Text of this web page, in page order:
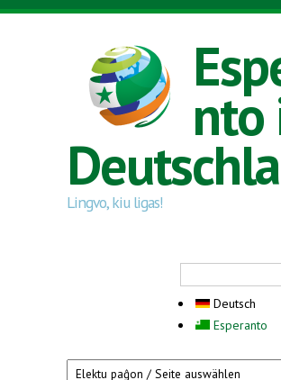
Direkt zum Inhalt
nto
Lingvo, kiu ligas!
Deutsch
Esperanto